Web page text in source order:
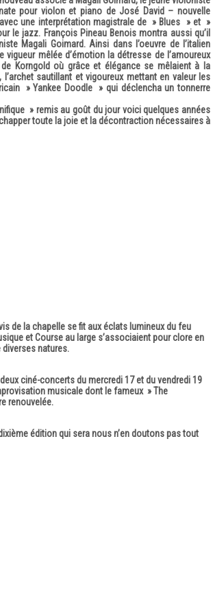
pour violon et piano de José David – nouvelle
une interprétation magistrale de » Blues » et »
le jazz. François Pineau Benois montra aussi qu’il
Magali Goimard. Ainsi dans l’oeuvre de l’italien
mêlée d’émotion la détresse de l’amoureux
Korngold où grâce et élégance se mêlaient à la
sautillant et vigoureux mettant en valeur les
» Yankee Doodle » qui déclencha un tonnerre
» remis au goût du jour voici quelques années
toute la joie et la décontraction nécessaires à
de la chapelle se fit aux éclats lumineux du feu
et Course au large s’associaient pour clore en
natures.
ciné-concerts du mercredi 17 et du vendredi 19
musicale dont le fameux » The
renouvelée.
édition qui sera nous n’en doutons pas tout